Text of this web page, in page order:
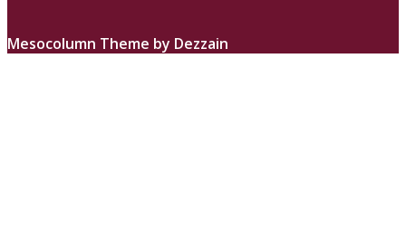
Mesocolumn Theme by Dezzain